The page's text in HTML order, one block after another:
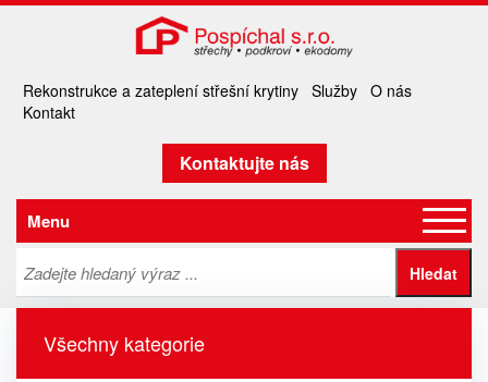
Rekonstrukce a zateplení střešní krytiny Služby O nás
Kontakt
Kontaktujte nás
Menu
Všechny kategorie